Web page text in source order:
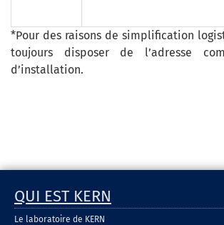
*Pour des raisons de simplification
toujours disposer de l’adresse
d’installation.
QUI EST KERN
Le laboratoire de KERN